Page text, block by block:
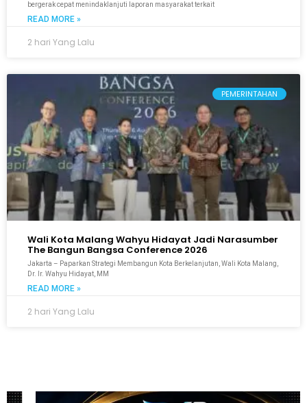
bergerak cepat menindaklanjuti laporan masyarakat terkait
READ MORE »
2 hari Yang Lalu
PEMERINTAHAN
Wali Kota Malang Wahyu Hidayat Jadi Narasumber
The Bangun Bangsa Conference 2026
Jakarta – Paparkan Strategi Membangun Kota Berkelanjutan, Wali Kota Malang,
Dr. Ir. Wahyu Hidayat, MM
READ MORE »
2 hari Yang Lalu